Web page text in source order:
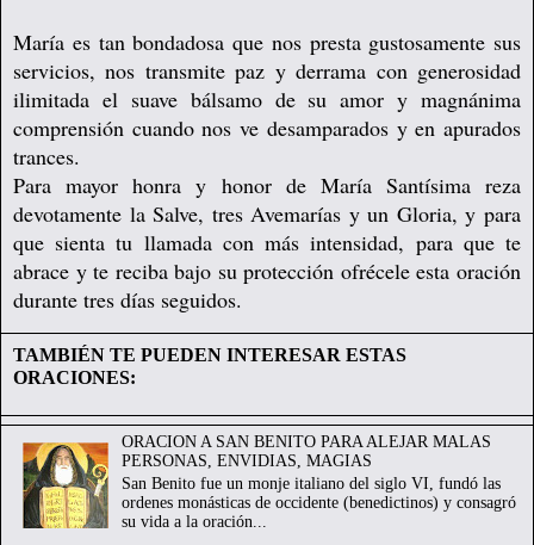
María es tan bondadosa que nos presta gustosamente sus
servicios, nos transmite paz y derrama con generosidad
ilimitada el suave bálsamo de su amor y magnánima
comprensión cuando nos ve desamparados y en apurados
trances.
Para mayor honra y honor de María Santísima reza
devotamente la Salve, tres Avemarías y un Gloria, y para
que sienta tu llamada con más intensidad, para que te
abrace y te reciba bajo su protección ofrécele esta oración
durante tres días seguidos.
TAMBIÉN TE PUEDEN INTERESAR ESTAS
ORACIONES:
ORACION A SAN BENITO PARA ALEJAR MALAS
PERSONAS, ENVIDIAS, MAGIAS
San Benito fue un monje italiano del siglo VI, fundó las
ordenes monásticas de occidente (benedictinos) y consagró
su vida a la oración...